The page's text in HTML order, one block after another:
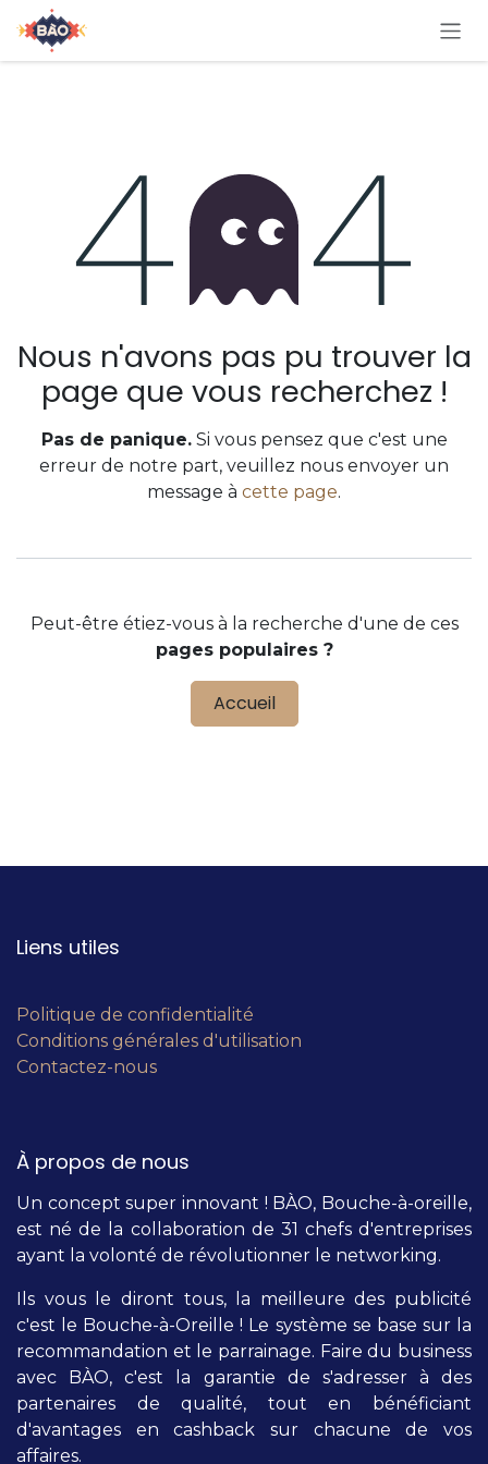
Se rendre au contenu
Erreur 404
Nous n'avons pas pu trouver la
page que vous recherchez !
Pas de panique.Si vous pensez que c'est une
erreur de notre part, veuillez nous envoyer un
message à cette page.
Peut-être étiez-vous à la recherche d'une de ces
pages populaires ?
Accueil
Liens utiles
Politique de confidentialité
Conditions générales d'utilisation
Contactez-nous
À propos de nous
Un concept super innovant ! BÀO, Bouche-à-oreille,
est né de la collaboration de 31 chefs d'entreprises
ayant la volonté de révolutionner le networking.
Ils vous le diront tous, la meilleure des publicité
c'est le Bouche-à-Oreille ! Le système se base sur la
recommandation et le parrainage. Faire du business
avec BÀO, c'est la garantie de s'adresser à des
partenaires de qualité, tout en bénéficiant
d'avantages en cashback sur chacune de vos
affaires.